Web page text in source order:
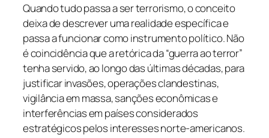
Quando tudo passa a ser terrorismo, o conceito
deixa de descrever uma realidade específica e
passa a funcionar como instrumento político. Não
é coincidência que a retórica da “guerra ao terror”
tenha servido, ao longo das últimas décadas, para
justificar invasões, operações clandestinas,
vigilância em massa, sanções econômicas e
interferências em países considerados
estratégicos pelos interesses norte-americanos.